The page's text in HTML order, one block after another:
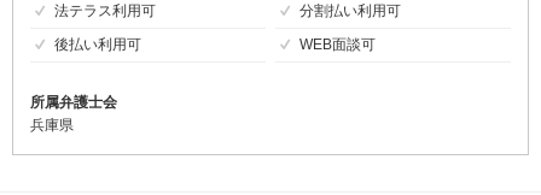
法テラス利用可
分割払い利用可
後払い利用可
WEB面談可
所属弁護士会
兵庫県